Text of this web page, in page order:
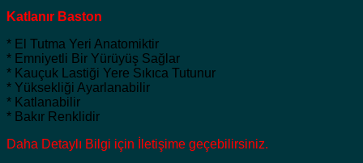
Katlanır Baston
* El Tutma Yeri Anatomiktir
* Emniyetli Bir Yürüyüş Sağlar
* Kauçuk Lastiği Yere Sıkıca Tutunur
* Yüksekliği Ayarlanabilir
* Katlanabilir
* Bakır Renklidir
Daha Detaylı Bilgi için İletişime geçebilirsiniz.